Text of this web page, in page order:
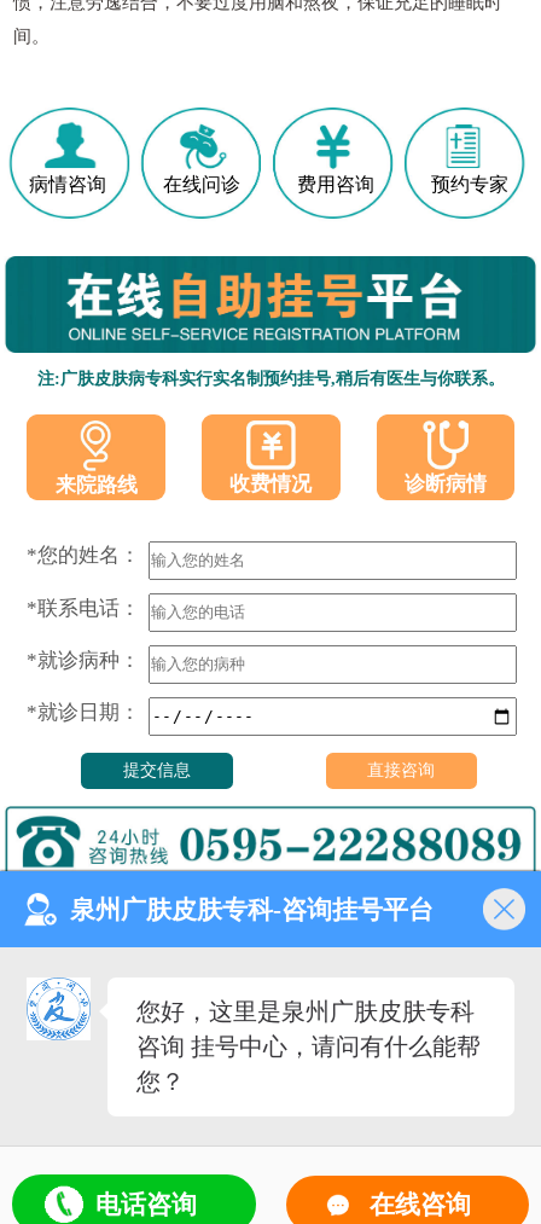
间。
病情咨询 在线问诊 费用咨询 预约专家
注:广肤皮肤病专科实行实名制预约挂号,稍后有医生与你联系。
来院路线 收费情况 诊断病情
*您的姓名：
*联系电话：
*就诊病种：
*就诊日期：
门诊时间（无假日医院）
8:00—18:00
健康热线
0595-22288089
医院地址
（闽-泉-丰）医广[2020]第08-30-30号
泉州广肤皮肤专科-咨询挂号平台
您好，这里是泉州广肤皮肤专科
咨询 挂号中心，请问有什么能帮
您？
电话咨询 在线咨询